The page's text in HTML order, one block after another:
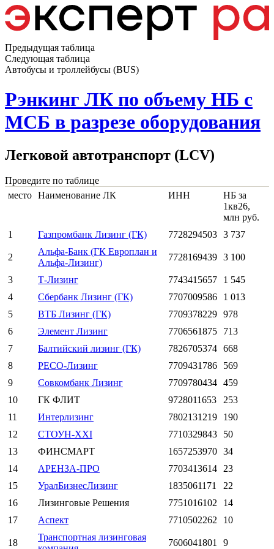
Предыдущая таблица
Следующая таблица
Автобусы и троллейбусы (BUS)
Рэнкинг ЛК по объему НБ с
МСБ в разрезе оборудования
Легковой автотранспорт (LCV)
Проведите по таблице
место Наименование ЛК ИНН
НБ за
1кв26,
млн руб.
1
Газпромбанк Лизинг (ГК) 7728294503 3 737
2
Альфа-Банк (ГК Европлан и
Альфа-Лизинг)
7728169439 3 100
3 Т-Лизинг 7743415657
1 545
4
Сбербанк Лизинг (ГК) 7707009586
1 013
5
ВТБ Лизинг (ГК) 7709378229 978
6
Элемент Лизинг 7706561875
713
7
Балтийский лизинг (ГК) 7826705374 668
8
РЕСО-Лизинг 7709431786
569
9
Совкомбанк Лизинг 7709780434 459
10
ГК ФЛИТ 9728011653
253
11
Интерлизинг 7802131219
190
12
СТОУН-XXI 7710329843
50
13
ФИНСМАРТ 1657253970 34
14
АРЕНЗА-ПРО 7703413614 23
15
УралБизнесЛизинг 1835061171
22
16
Лизинговые Решения 7751016102
14
17
Аспект 7710502262 10
18
Транспортная лизинговая
7606041801 9